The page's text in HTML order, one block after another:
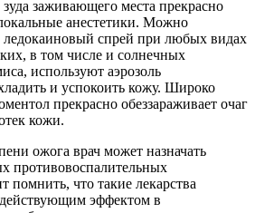
заживающего места прекрасно
анестетики. Можно
спрей при любых видах
в том числе и солнечных
используют аэрозоль
и успокоить кожу. Широко
прекрасно обеззараживает очаг
кожи.
ожога врач может назначать
противовоспалительных
помнить, что такие лекарства
эффектом в